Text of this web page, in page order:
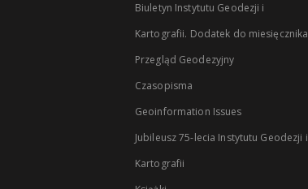
Biuletyn Instytutu Geodezji i
Kartografii. Dodatek do miesięcznika
Przegląd Geodezyjny
Czasopisma
Geoinformation Issues
Jubileusz 75-lecia Instytutu Geodezji i
Kartografii